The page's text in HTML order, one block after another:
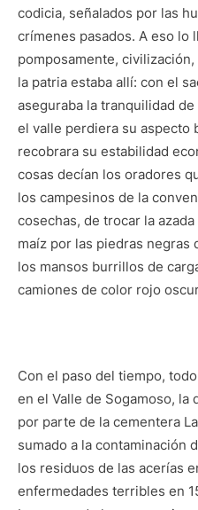
codicia, señalados por las
crímenes pasados. A eso lo
pomposamente,
la patria estaba allí: con el
aseguraba la tranquilidad
el valle perdiera su aspecto
recobrara su estabilidad
cosas decían los oradores
los campesinos de la
cosechas, de trocar la
maíz por las piedras negras
los mansos burrillos de
camiones de color rojo
Con el paso del tiempo,
en el Valle de Sogamoso, la
por parte de la cementera
sumado a la contaminación
los residuos de las acerías
enfermedades terribles en